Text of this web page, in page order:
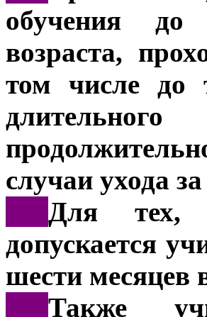
обучения до
возраста,
том числе до
случаи ухода
Для тех,
допускается
шести месяцев
Также